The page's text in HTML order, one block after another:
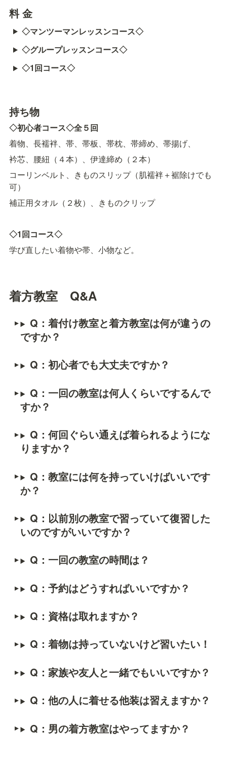
料 金
◇マンツーマンレッスンコース◇
◇グループレッスンコース◇
◇1回コース◇
持ち物
◇初心者コース◇全５回
着物、長襦袢、帯、帯板、帯枕、帯締め、帯揚げ、
衿芯、腰紐（４本）、伊達締め（２本）
コーリンベルト、きものスリップ（肌襦袢＋裾除けでも
可）
補正用タオル（２枚）、きものクリップ
◇1回コース◇
学び直したい着物や帯、小物など。
着方教室　Q&A
Q：着付け教室と着方教室は何が違うの
ですか？
Q：初心者でも大丈夫ですか？
Q： 一回の教室は何人くらいでするんで
すか？
Q：何回ぐらい通えば着られるようにな
りますか？
Q：教室には何を持っていけばいいです
か？
Q： 以前別の教室で習っていて復習した
いのですがいいですか？
Q： 一回の教室の時間は？
Q：予約はどうすればいいですか？
Q： 資格は取れますか？
Q：着物は持っていないけど習いたい！
Q：家族や友人と一緒でもいいですか？
Q：他の人に着せる他装は習えますか？
Q： 男の着方教室はやってますか？